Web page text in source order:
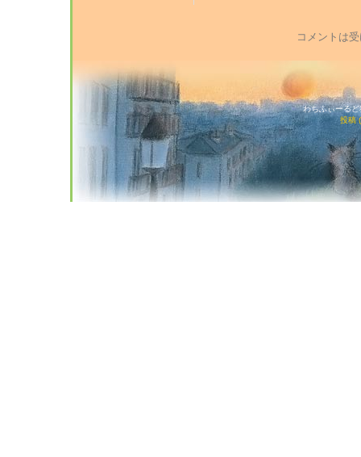
コメントは
わちふぃーる
投稿